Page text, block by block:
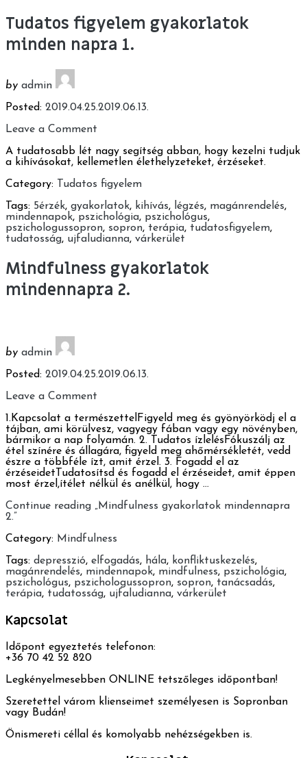
Tudatos figyelem gyakorlatok
minden napra 1.
by admin
Posted: 2019.04.25.2019.06.13.
Leave a Comment
A tudatosabb lét nagy segítség abban, hogy kezelni tudjuk
a kihívásokat, kellemetlen élethelyzeteket, érzéseket.
Category: Tudatos figyelem
Tags: 5érzék, gyakorlatok, kihívás, légzés, magánrendelés,
mindennapok, pszichológia, pszichológus,
pszichologussopron, sopron, terápia, tudatosfigyelem,
tudatosság, ujfaludianna, várkerület
Mindfulness gyakorlatok
mindennapra 2.
by admin
Posted: 2019.04.25.2019.06.13.
Leave a Comment
1.Kapcsolat a természettelFigyeld meg és gyönyörködj el a
tájban, ami körülvesz, vagyegy fában vagy egy növényben,
bármikor a nap folyamán. 2. Tudatos ízlelésFókuszálj az
étel színére és állagára, figyeld meg ahőmérsékletét, vedd
észre a többféle ízt, amit érzel. 3. Fogadd el az
érzéseidetTudatosítsd és fogadd el érzéseidet, amit éppen
most érzel,ítélet nélkül és anélkül, hogy …
Continue reading „Mindfulness gyakorlatok mindennapra
2.”
Category: Mindfulness
Tags: depresszió, elfogadás, hála, konfliktuskezelés,
magánrendelés, mindennapok, mindfulness, pszichológia,
pszichológus, pszichologussopron, sopron, tanácsadás,
terápia, tudatosság, ujfaludianna, várkerület
Kapcsolat
Időpont egyeztetés telefonon:
+36 70 42 52 820
Legkényelmesebben ONLINE tetszőleges időpontban!
Szeretettel várom klienseimet személyesen is Sopronban
vagy Budán!
Önismereti céllal és komolyabb nehézségekben is.